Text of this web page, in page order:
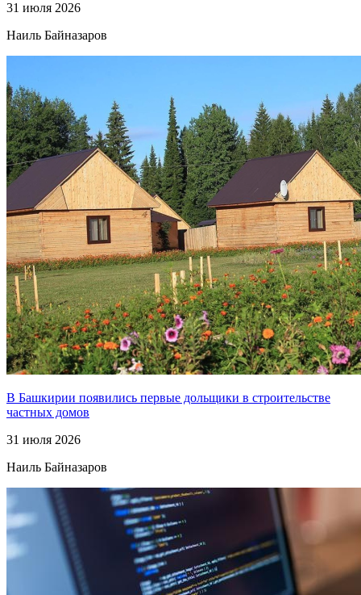
31 июля 2026
Наиль Байназаров
В Башкирии появились первые дольщики в строительстве
частных домов
31 июля 2026
Наиль Байназаров